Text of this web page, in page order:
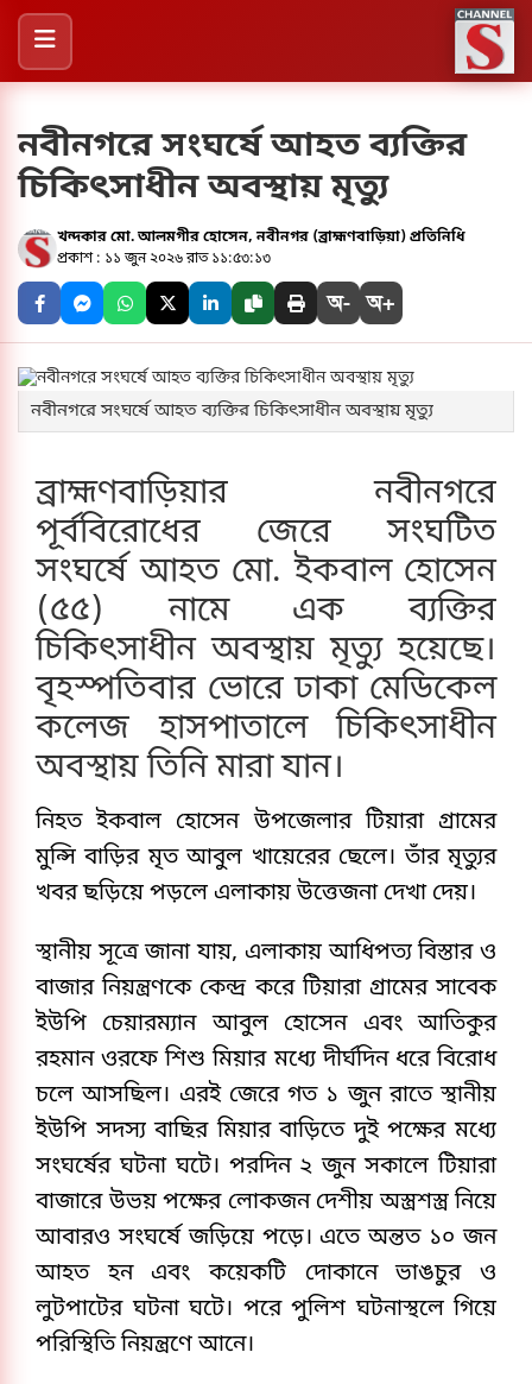
নবীনগরে সংঘর্ষে আহত ব্যক্তির
চিকিৎসাধীন অবস্থায় মৃত্যু
খন্দকার মো. আলমগীর হোসেন, নবীনগর (ব্রাহ্মণবাড়িয়া) প্রতিনিধি
প্রকাশ : ১১ জুন ২০২৬ রাত ১১:৫৩:১৩
অ- অ+
নবীনগরে সংঘর্ষে আহত ব্যক্তির চিকিৎসাধীন অবস্থায় মৃত্যু
ব্রাহ্মণবাড়িয়ার নবীনগরে
পূর্ববিরোধের জেরে সংঘটিত
সংঘর্ষে আহত মো. ইকবাল হোসেন
(৫৫) নামে এক ব্যক্তির
চিকিৎসাধীন অবস্থায় মৃত্যু হয়েছে।
বৃহস্পতিবার ভোরে ঢাকা মেডিকেল
কলেজ হাসপাতালে চিকিৎসাধীন
অবস্থায় তিনি মারা যান।
নিহত ইকবাল হোসেন উপজেলার টিয়ারা গ্রামের
মুন্সি বাড়ির মৃত আবুল খায়েরের ছেলে। তাঁর মৃত্যুর
খবর ছড়িয়ে পড়লে এলাকায় উত্তেজনা দেখা দেয়।
স্থানীয় সূত্রে জানা যায়, এলাকায় আধিপত্য বিস্তার ও
বাজার নিয়ন্ত্রণকে কেন্দ্র করে টিয়ারা গ্রামের সাবেক
ইউপি চেয়ারম্যান আবুল হোসেন এবং আতিকুর
রহমান ওরফে শিশু মিয়ার মধ্যে দীর্ঘদিন ধরে বিরোধ
চলে আসছিল। এরই জেরে গত ১ জুন রাতে স্থানীয়
ইউপি সদস্য বাছির মিয়ার বাড়িতে দুই পক্ষের মধ্যে
সংঘর্ষের ঘটনা ঘটে। পরদিন ২ জুন সকালে টিয়ারা
বাজারে উভয় পক্ষের লোকজন দেশীয় অস্ত্রশস্ত্র নিয়ে
আবারও সংঘর্ষে জড়িয়ে পড়ে। এতে অন্তত ১০ জন
আহত হন এবং কয়েকটি দোকানে ভাঙচুর ও
লুটপাটের ঘটনা ঘটে। পরে পুলিশ ঘটনাস্থলে গিয়ে
পরিস্থিতি নিয়ন্ত্রণে আনে।